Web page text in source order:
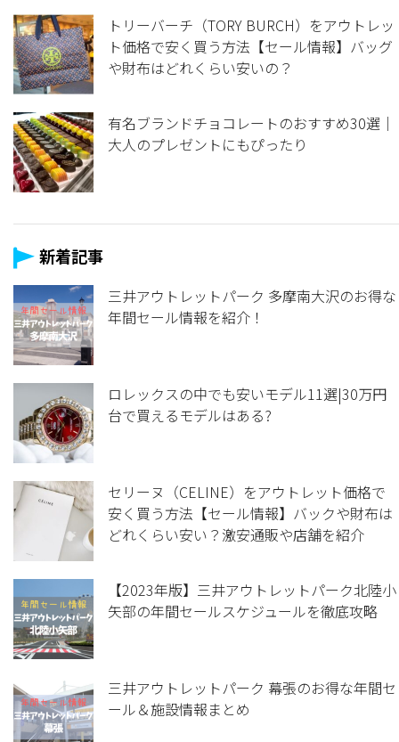
トリーバーチ（TORY BURCH）をアウトレッ
ト価格で安く買う方法【セール情報】バッグ
や財布はどれくらい安いの？
有名ブランドチョコレートのおすすめ30選｜
大人のプレゼントにもぴったり
新着記事
三井アウトレットパーク 多摩南大沢のお得な
年間セール情報を紹介！
ロレックスの中でも安いモデル11選|30万円
台で買えるモデルはある?
セリーヌ（CELINE）をアウトレット価格で
安く買う方法【セール情報】バックや財布は
どれくらい安い？激安通販や店舗を紹介
【2023年版】三井アウトレットパーク北陸小
矢部の年間セールスケジュールを徹底攻略
三井アウトレットパーク 幕張のお得な年間セ
ール＆施設情報まとめ